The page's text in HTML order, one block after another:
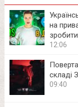
на
12:06
складі
09:40